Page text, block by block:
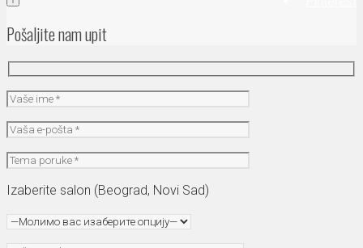
Pošaljite nam upit
Izaberite salon (Beograd, Novi Sad)